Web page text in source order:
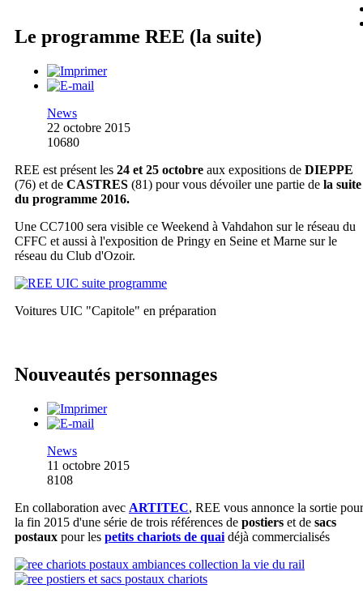
Le programme REE (la suite)
News
22 octobre 2015
10680
REE est présent les 24 et 25 octobre aux expositions de DIEPPE
(76) et de CASTRES (81) pour vous dévoiler une partie de la suite
du programme 2016.
Une CC7100 sera visible ce Weekend à Vahdahon sur le réseau du
CFFC et aussi à l'exposition de Pringy en Seine et Marne sur le
réseau du Club d'Ozoir.
Voitures UIC "Capitole" en préparation
Nouveautés personnages
News
11 octobre 2015
8108
En collaboration avec ARTITEC, REE vous annonce la sortie pour
la fin 2015 d'une série de trois références de postiers et de sacs
postaux pour les petits chariots de quai déjà commercialisés